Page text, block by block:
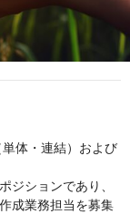
体・連結）および
ジションであり、
成業務担当を募集